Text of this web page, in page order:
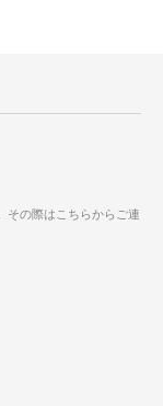
その際はこちらからご連